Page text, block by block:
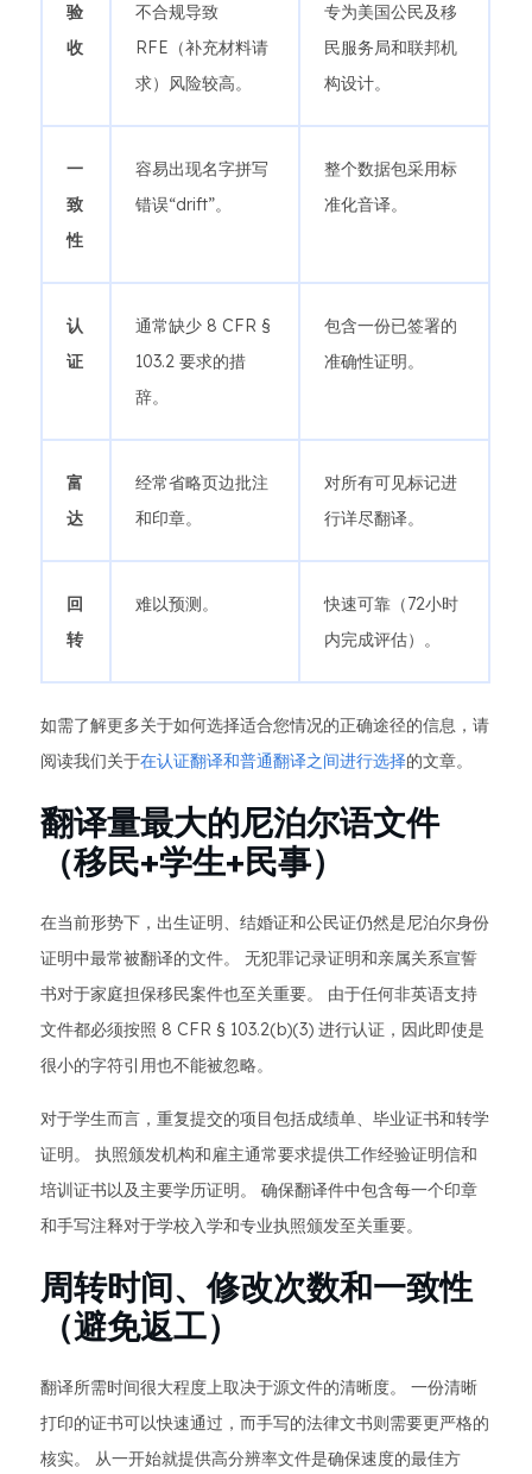
验
收
不合规导致
RFE（补充材料请
求）风险较高。
专为美国公民及移
民服务局和联邦机
构设计。
一
致
性
容易出现名字拼写
错误“drift”。
整个数据包采用标
准化音译。
认
证
通常缺少 8 CFR §
103.2 要求的措
辞。
包含一份已签署的
准确性证明。
富
达
经常省略页边批注
和印章。
对所有可见标记进
行详尽翻译。
回
转
难以预测。
快速可靠（72小时
内完成评估）。
如需了解更多关于如何选择适合您情况的正确途径的信息，请
阅读我们关于在认证翻译和普通翻译之间进行选择的文章。
翻译量最大的尼泊尔语文件
（移民+学生+民事）
在当前形势下，出生证明、结婚证和公民证仍然是尼泊尔身份
证明中最常被翻译的文件。 无犯罪记录证明和亲属关系宣誓
书对于家庭担保移民案件也至关重要。 由于任何非英语支持
文件都必须按照 8 CFR § 103.2(b)(3) 进行认证，因此即使是
很小的字符引用也不能被忽略。
对于学生而言，重复提交的项目包括成绩单、毕业证书和转学
证明。 执照颁发机构和雇主通常要求提供工作经验证明信和
培训证书以及主要学历证明。 确保翻译件中包含每一个印章
和手写注释对于学校入学和专业执照颁发至关重要。
周转时间、修改次数和一致性
（避免返工）
翻译所需时间很大程度上取决于源文件的清晰度。 一份清晰
打印的证书可以快速通过，而手写的法律文书则需要更严格的
核实。 从一开始就提供高分辨率文件是确保速度的最佳方